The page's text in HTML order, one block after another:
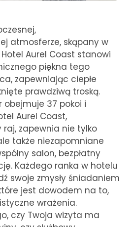
atmosferze, skąpany w
Aurel Coast stanowi
piękna tego
zapewniając ciepłe
prawdziwą troską.
37 pokoi i
Aurel Coast,
zapewnia nie tylko
także niezapomniane
salon, bezpłatny
Każdego ranka w hotelu
swoje zmysły śniadaniem
jest dowodem na to,
wrażenia.
czy Twoja wizyta ma